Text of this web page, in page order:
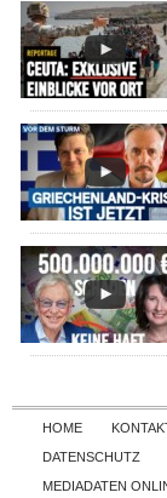
HOME
DATENSCHUTZ
MEDIADATEN